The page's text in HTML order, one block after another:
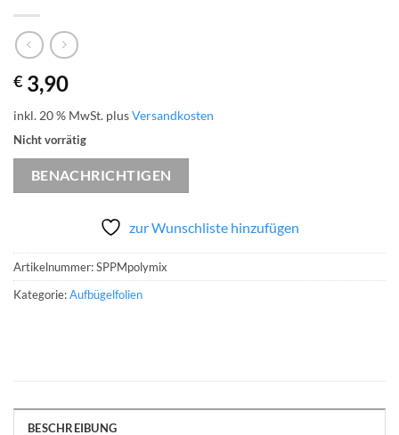
€ 3,90
inkl. 20 % MwSt. plusVersandkosten
Nicht vorrätig
BENACHRICHTIGEN
zur Wunschliste hinzufügen
Artikelnummer:SPPMpolymix
Kategorie:Aufbügelfolien
BESCHREIBUNG